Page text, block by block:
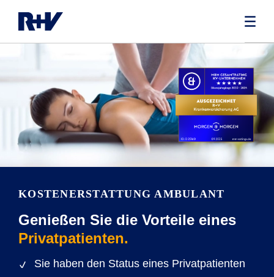
KOSTENERSTATTUNG AMBULANT
Genießen Sie die Vorteile eines
Privatpatienten.
Sie haben den Status eines Privatpatienten